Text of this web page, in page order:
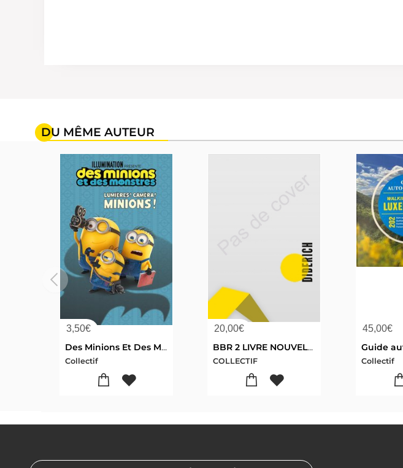
DU MÊME AUTEUR
3,50€
Des Minions Et Des Monstres : Lumieres ! Camera ! Minions !
Collectif
20,00€
BBR 2 LIVRE NOUVELLE EDITION
COLLECTIF
45,00€
Collectif